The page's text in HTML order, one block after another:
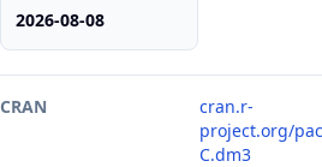
2026-08-08
CRAN
cran.r-
project.org/
C.dm3